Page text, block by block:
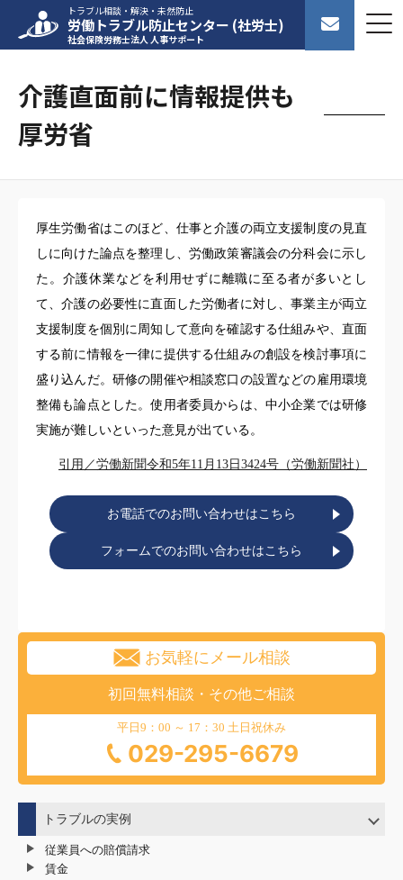
トラブル相談・解決・未然防止
労働トラブル防止センター (社労士)
社会保険労務士法人 人事サポート
介護直面前に情報提供も――
厚労省
お気軽にメール相談
初回無料相談・その他ご相談
平日9：00 ～ 17：30 土日祝休み
029-295-6679
トラブルの実例
従業員への賠償請求
賃金
厚生労働省はこのほど、仕事と介護の両立支援制度の見直
しに向けた論点を整理し、労働政策審議会の分科会に示し
た。介護休業などを利用せずに離職に至る者が多いとし
て、介護の必要性に直面した労働者に対し、事業主が両立
支援制度を個別に周知して意向を確認する仕組みや、直面
する前に情報を一律に提供する仕組みの創設を検討事項に
盛り込んだ。研修の開催や相談窓口の設置などの雇用環境
整備も論点とした。使用者委員からは、中小企業では研修
実施が難しいといった意見が出ている。
引用／労働新聞令和5年11月13日3424号（労働新聞社）
お電話でのお問い合わせはこちら
フォームでのお問い合わせはこちら